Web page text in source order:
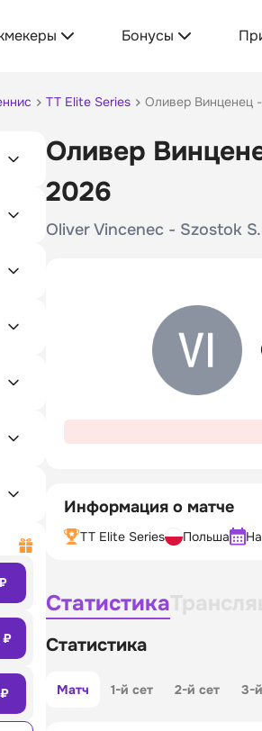
Бонусы
TT Elite Series Оливер Винценец
₽
Оливер
2026
Oliver Vincenec - Szostok S.
Информация о матче
TT Elite Series Польша
Статистика
Статистика
Матч 1-й сет 2-й сет 3-